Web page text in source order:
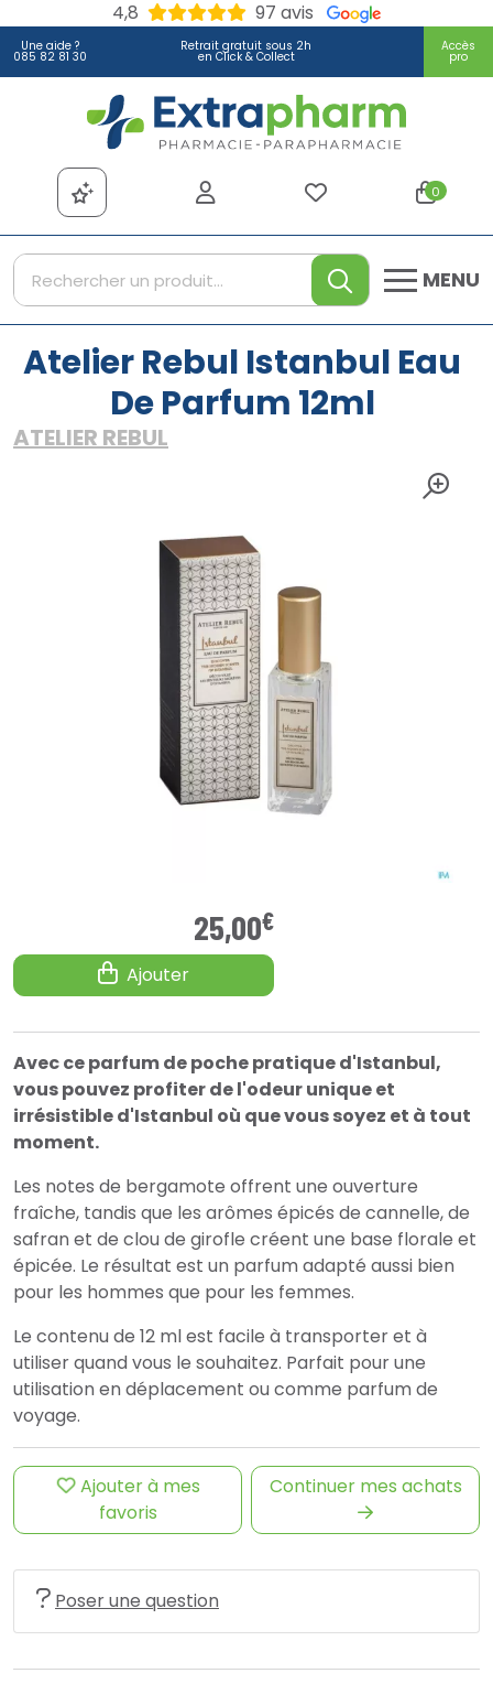
4,8 97 avis
Une aide ?
085 82 81 30
Retrait gratuit sous 2h
en Click & Collect
Accès
pro
Extrapharm Votre
0
MENU
Atelier Rebul Istanbul Eau
De Parfum 12ml
ATELIER REBUL
25,00€
Ajouter
Avec ce parfum de poche pratique d'Istanbul,
vous pouvez profiter de l'odeur unique et
irrésistible d'Istanbul où que vous soyez et à tout
moment.
Les notes de bergamote offrent une ouverture
fraîche, tandis que les arômes épicés de cannelle, de
safran et de clou de girofle créent une base florale et
épicée. Le résultat est un parfum adapté aussi bien
pour les hommes que pour les femmes.
Le contenu de 12 ml est facile à transporter et à
utiliser quand vous le souhaitez. Parfait pour une
utilisation en déplacement ou comme parfum de
voyage.
Ajouter à mes
favoris
Continuer mes achats
Poser une question